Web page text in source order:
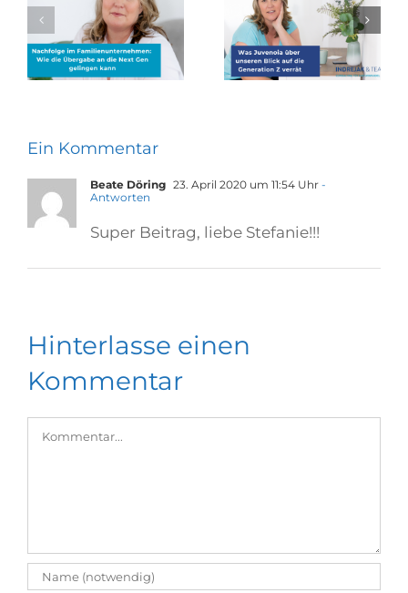
Ein Kommentar
Beate Döring 23. April 2020 um 11:54 Uhr -
Antworten
Super Beitrag, liebe Stefanie!!!
Hinterlasse einen
Kommentar
Kommentar